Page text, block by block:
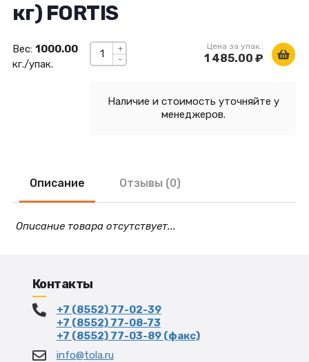
кг) FORTIS
-
+ Цена за упак.:
1 485.00 ₽
Наличие и стоимость уточняйте у
менеджеров.
Вес: 1000.00
кг./упак.
Описание Отзывы (0)
Описание товара отсутствует...
Контакты
+7 (8552) 77-02-39
+7 (8552) 77-08-73
+7 (8552) 77-03-89 (факс)
info@tola.ru